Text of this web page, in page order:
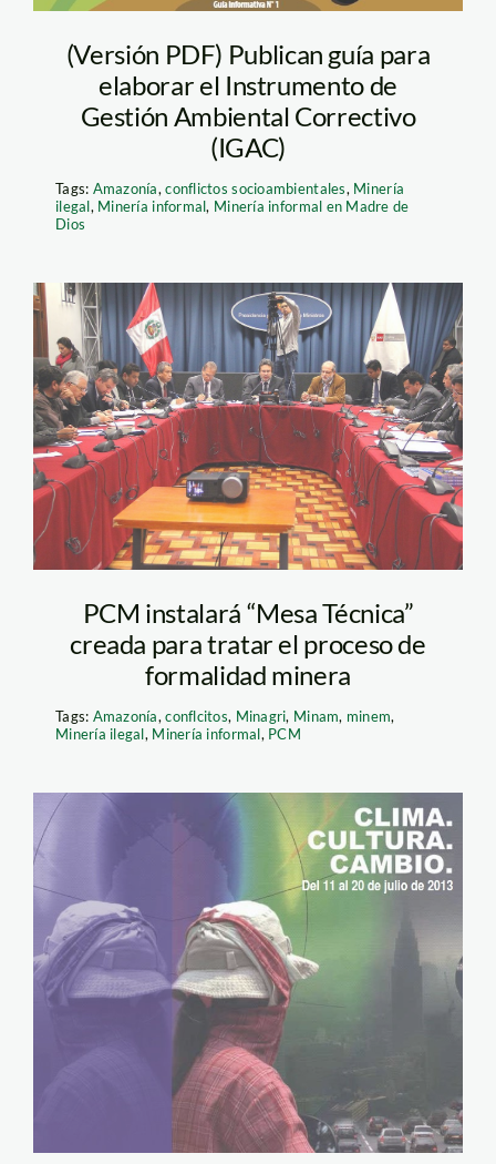
(Versión PDF) Publican guía para
elaborar el Instrumento de
Gestión Ambiental Correctivo
(IGAC)
Tags: Amazonía,conflictos socioambientales, Minería
ilegal, Minería informal, Minería informal en Madre de
Dios
mesa técnica_pcm
PCM instalará “Mesa Técnica”
creada para tratar el proceso de
formalidad minera
Tags: Amazonía,conflcitos, Minagri, Minam, minem,
Minería ilegal, Minería informal, PCM
documentales